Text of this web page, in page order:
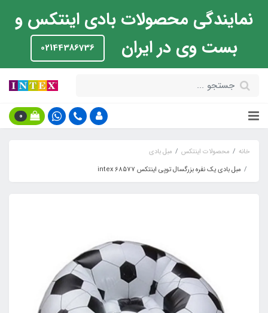
نمایندگی محصولات بادی اینتکس و
بست وی در ایران
02144386736
0
خانه محصولات اینتکس
مبل بادی
مبل بادی یک نفره بزرگسال توپی اینتکس intex 68577